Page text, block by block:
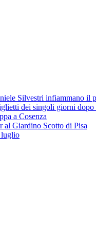
Silvestri infiammano il
dei singoli giorni
a Cosenza
al Giardino Scotto di Pisa
luglio